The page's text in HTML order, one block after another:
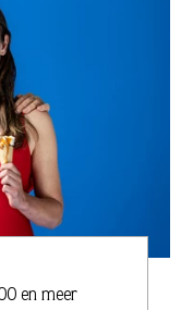
en meer